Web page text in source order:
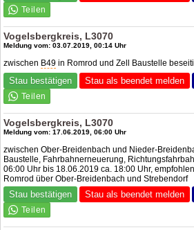
Vogelsbergkreis, L3070
Meldung vom: 03.07.2019, 00:14 Uhr
zwischen B49 in Romrod und Zell Baustelle
Stau bestätigen Stau als beendet melden
Vogelsbergkreis, L3070
Meldung vom: 17.06.2019, 06:00 Uhr
zwischen Ober-Breidenbach und Nieder-
Baustelle, Fahrbahnerneuerung,
06:00 Uhr bis 18.06.2019 ca. 18:00 Uhr,
Romrod über Ober-Breidenbach und Strebendorf
Stau bestätigen Stau als beendet melden